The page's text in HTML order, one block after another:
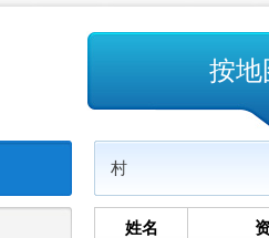
按地
村
姓名